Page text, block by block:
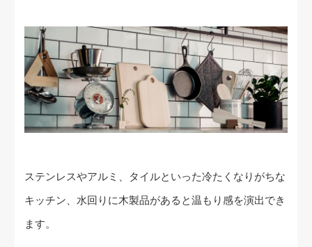
ステンレスやアルミ、タイルといった冷たくなりがちな
キッチン、水回りに木製品があると温もり感を演出でき
ます。